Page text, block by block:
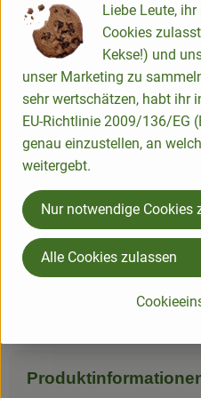
nur bedingt, weil sie dadurch
besten werden sie roh
eigentümliches Aroma am
die jüngeren Blätter lassen
Bundzwiebeln oder
Salate, für Essigmarinaden
Der vermehrte Verzehr von
das Risiko, an Magenkrebs zu
Wirkung ist die
vorkommenden Sulfide,
schwefelhaltige Stoffe.
Schalotten enthalten
Liebe Leute,
Cookies
Kekse!) und
unser Marketing zu
sehr wertschätzen, habt ihr
EU-Richtlinie 2009/136/EG
genau einzustellen, an
weitergebt.
Nur notwendige Cookies
Alle Cookies zulassen